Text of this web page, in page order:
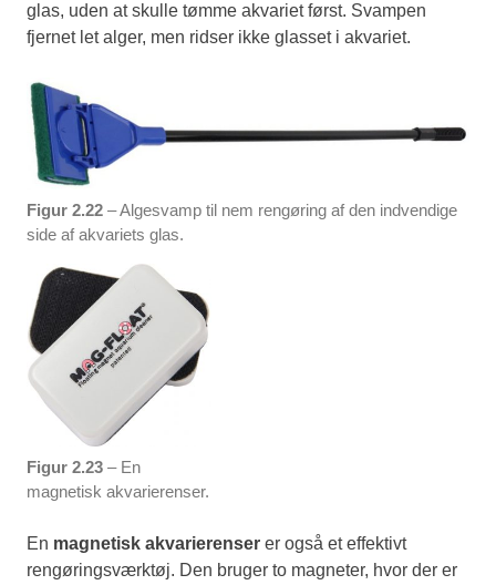
glas, uden at skulle tømme akvariet først. Svampen
fjernet let alger, men ridser ikke glasset i akvariet.
Figur 2.22 – Algesvamp til nem rengøring af den indvendige
side af akvariets glas.
Figur 2.23 – En
magnetisk akvarierenser.
En magnetisk akvarierenser er også et effektivt
rengøringsværktøj. Den bruger to magneter, hvor der er